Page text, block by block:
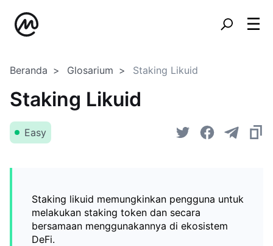
Beranda Glosarium Staking Likuid
Staking Likuid
Easy
Staking likuid memungkinkan pengguna untuk
melakukan staking token dan secara
bersamaan menggunakannya di ekosistem
DeFi.